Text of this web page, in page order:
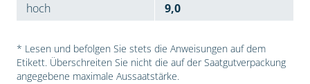
hoch
9,0
* Lesen und befolgen Sie stets die Anweisungen auf dem
Etikett. Überschreiten Sie nicht die auf der Saatgutverpackung
angegebene maximale Aussaatstärke.